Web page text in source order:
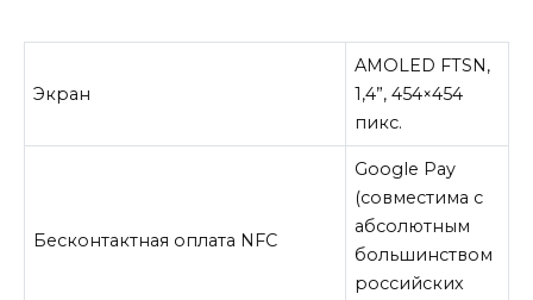
Экран
AMOLED FTSN,
1,4”, 454×454
пикс.
Бесконтактная оплата NFC
Google Pay
(совместима с
абсолютным
большинством
российских